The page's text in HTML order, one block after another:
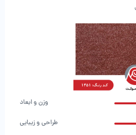
وزن و ابعاد
طراحی و زیبایی